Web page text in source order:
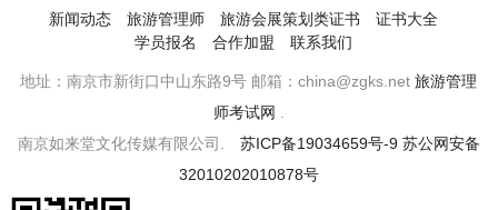
新闻动态 旅游管理师 旅游会展策划类证书
证书大全
学员报名
合作加盟 联系我们
地址：南京市新街口中山东路9号 邮箱：china@zgks.net旅游管理
师考试网
南京如来堂文化传媒有限公司. 苏ICP备19034659号-9 苏公网安备
32010202010878号